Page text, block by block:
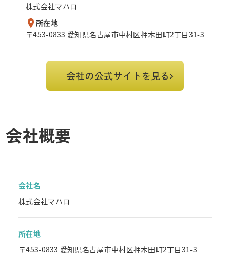
株式会社マハロ
所在地
〒453-0833 愛知県名古屋市中村区押木田町2丁目31-3
会社の公式サイトを見る
会社概要
会社名
株式会社マハロ
所在地
〒453-0833 愛知県名古屋市中村区押木田町2丁目31-3